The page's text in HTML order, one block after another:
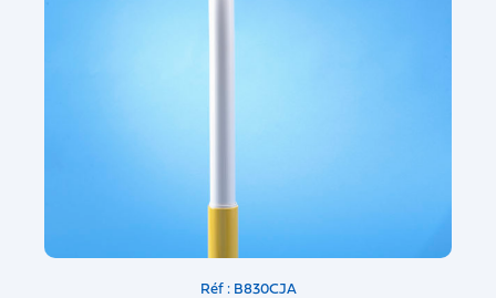
Réf : B830CJA